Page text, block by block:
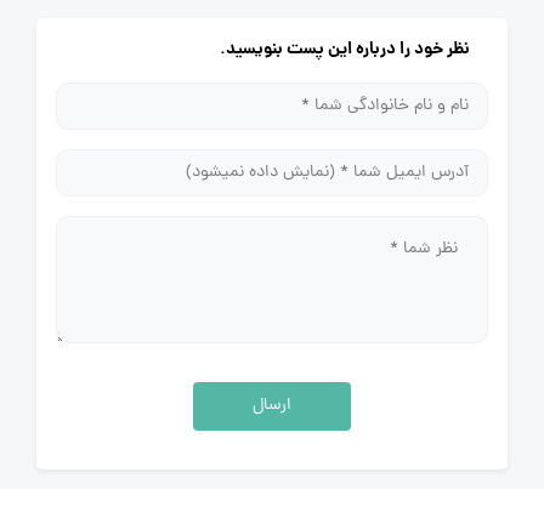
نظر خود را درباره این پست بنویسید.
ارسال